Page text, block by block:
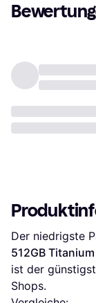
Der niedrigste
512GB
ist der
Shops.